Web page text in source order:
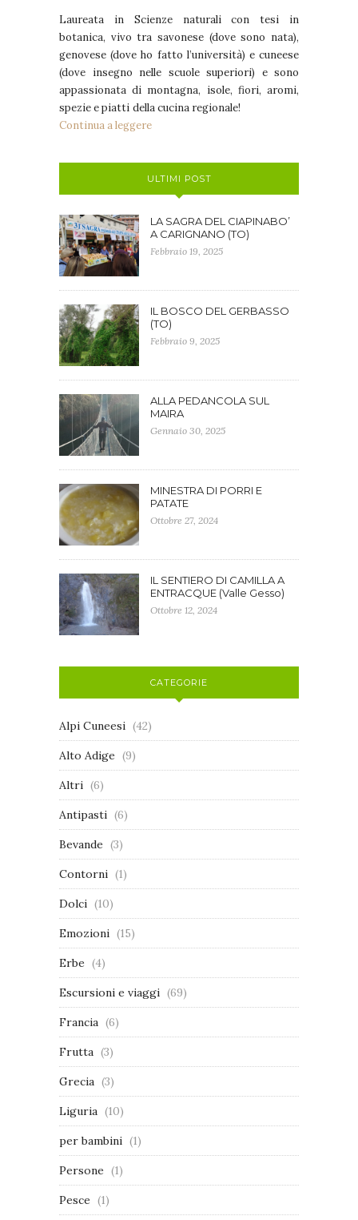
Laureata in Scienze naturali con tesi in
botanica, vivo tra savonese (dove sono nata),
genovese (dove ho fatto l’università) e cuneese
(dove insegno nelle scuole superiori) e sono
appassionata di montagna, isole, fiori, aromi,
spezie e piatti della cucina regionale!
Continua a leggere
ULTIMI POST
LA SAGRA DEL CIAPINABO’
A CARIGNANO (TO)
Febbraio 19, 2025
IL BOSCO DEL GERBASSO
(TO)
Febbraio 9, 2025
ALLA PEDANCOLA SUL
MAIRA
Gennaio 30, 2025
MINESTRA DI PORRI E
PATATE
Ottobre 27, 2024
IL SENTIERO DI CAMILLA A
ENTRACQUE (Valle Gesso)
Ottobre 12, 2024
CATEGORIE
Alpi Cuneesi (42)
Alto Adige (9)
Altri (6)
Antipasti (6)
Bevande (3)
Contorni (1)
Dolci (10)
Emozioni (15)
Erbe (4)
Escursioni e viaggi (69)
Francia (6)
Frutta (3)
Grecia (3)
Liguria (10)
per bambini (1)
Persone (1)
Pesce (1)